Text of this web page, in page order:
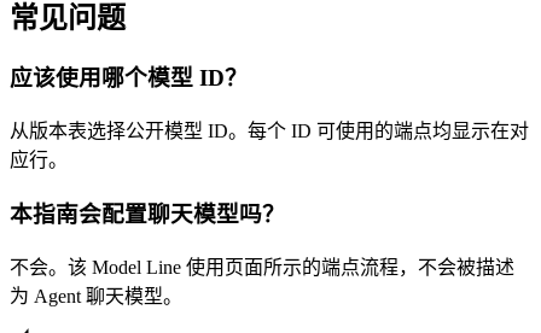
常见问题
应该使用哪个模型 ID？
从版本表选择公开模型 ID。每个 ID 可使用的端点均显示在对
应行。
本指南会配置聊天模型吗？
不会。该 Model Line 使用页面所示的端点流程，不会被描述
为 Agent 聊天模型。